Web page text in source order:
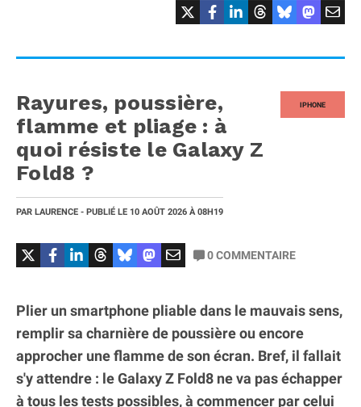
IPHONE
Rayures, poussière,
flamme et pliage : à
quoi résiste le Galaxy Z
Fold8 ?
PAR LAURENCE - PUBLIÉ LE 10 AOÛT 2026 À 08H19
0COMMENTAIRE
Plier un smartphone pliable dans le mauvais sens,
remplir sa charnière de poussière ou encore
approcher une flamme de son écran. Bref, il fallait
s'y attendre : le Galaxy Z Fold8 ne va pas échapper
à tous les tests possibles, à commencer par celui